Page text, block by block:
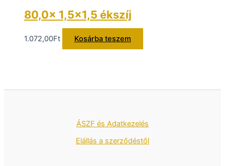
80,0x 1,5×1,5 ékszíj
1.072,00Ft Kosárba teszem
ÁSZF és Adatkezelés
Elállás a szerződéstől